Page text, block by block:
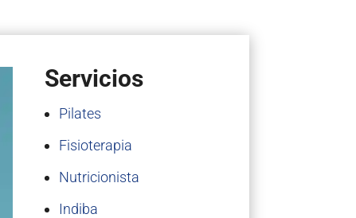
Servicios
Pilates
Fisioterapia
Nutricionista
Indiba